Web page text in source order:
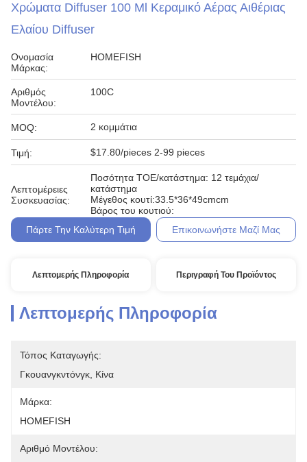
Χρώματα Diffuser 100 Ml Κεραμικό Αέρας Αιθέριας
Ελαίου Diffuser
Ονομασία
Μάρκας:
HOMEFISH
Αριθμός
Μοντέλου:
100C
MOQ: 2 κομμάτια
Τιμή: $17.80/pieces 2-99 pieces
Λεπτομέρειες
Συσκευασίας:
Ποσότητα ΤΟΕ/κατάστημα: 12 τεμάχια/
κατάστημα
Μέγεθος κουτί:33.5*36*49cmcm
Βάρος του κουτιού:
Πάρτε Την Καλύτερη Τιμή
Επικοινωνήστε Μαζί Μας
Λεπτομερής Πληροφορία Περιγραφή Του Προϊόντος
Λεπτομερής Πληροφορία
Τόπος Καταγωγής:
Γκουανγκντόνγκ, Κίνα
Μάρκα:
HOMEFISH
Αριθμό Μοντέλου: